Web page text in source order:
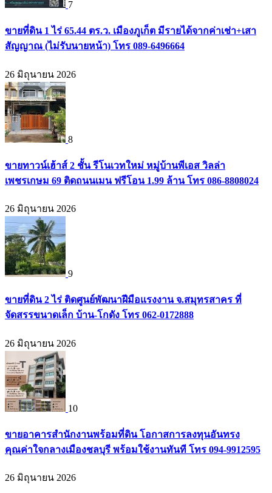
7
ขายที่ดิน 1 ไร่ 65.44 ตร.ว. เมืองภูเก็ต มีรายได้จากค่าเช่า+เสา
สัญญาณ (ไม่รับนายหน้า) โทร 089-6496664
26 มิถุนายน 2026
8
ขายทาวน์เฮ้าส์ 2 ชั้น รีโนเวทใหม่ หมู่บ้านพีเอส วิลล่า
เพชรเกษม 69 ติดถนนเมน ฟรีโอน 1.99 ล้าน โทร 086-8808024
26 มิถุนายน 2026
9
ขายที่ดิน 2 ไร่ ติดศูนย์พัฒนาฝีมือแรงงาน จ.สมุทรสาคร ที่
จัดสรรขนาดเล็ก บ้าน-โกดัง โทร 062-0172888
26 มิถุนายน 2026
10
ขายอาคารสำนักงานพร้อมที่ดิน โอกาสการลงทุนอันทรง
คุณค่าใจกลางเมืองชลบุรี พร้อมใช้งานทันที โทร 094-9912595
26 มิถุนายน 2026